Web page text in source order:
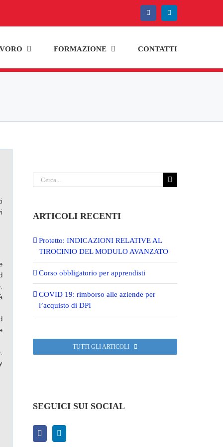
FacebookLinkedIn
FORMAZIONE CONTATTI
Cerca
per:
ARTICOLI RECENTI
Protetto: INDICAZIONI RELATIVE AL
TIROCINIO DEL MODULO AVANZATO
Corso obbligatorio per apprendisti
COVID 19: rimborso alle aziende per
l’acquisto di DPI
TUTTI GLI ARTICOLI
SEGUICI SUI SOCIAL